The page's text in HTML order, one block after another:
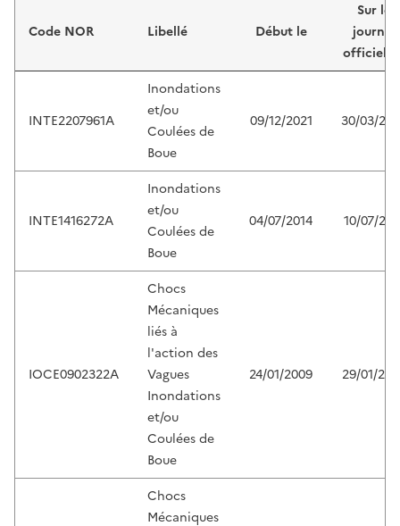
Code NOR Libellé Début le
Sur le
journal
officiel
INTE2207961A
Inondations
et/ou
Coulées de
Boue
09/12/2021 30/03/
INTE1416272A
Inondations
et/ou
Coulées de
Boue
04/07/2014 10/07/
IOCE0902322A
Chocs
Mécaniques
liés à
l'action des
Vagues
Inondations
et/ou
Coulées de
Boue
24/01/2009 29/01/
Chocs
Mécaniques